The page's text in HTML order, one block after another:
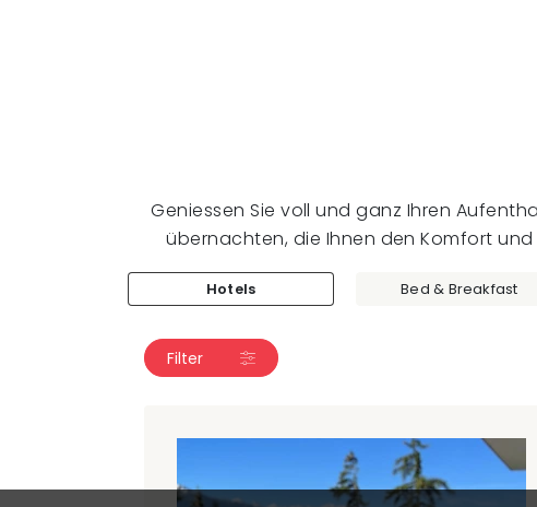
Geniessen Sie voll und ganz Ihren
übernachten, die Ihnen den Komfort
Hotels Bed & Breakfast
Filter